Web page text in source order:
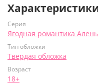
Серия
Ягодная романтика
Тип обложки
Твердая обложка
Возраст
18+